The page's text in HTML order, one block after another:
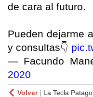
de cara al futuro.
Pueden dejarme
y consultas👇
— Facundo
2020
Volver| La Tecla